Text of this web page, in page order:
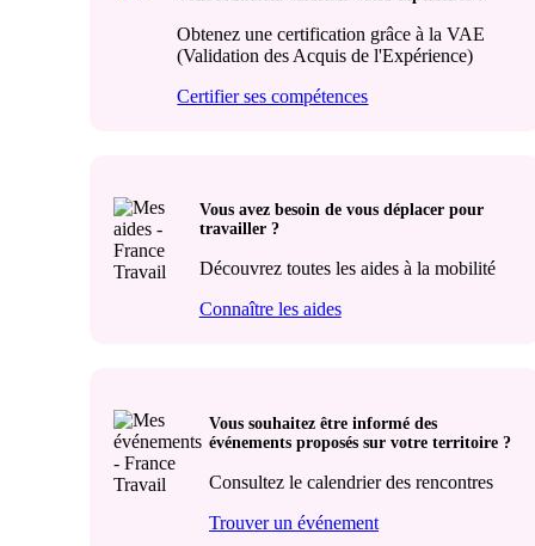
Obtenez une certification grâce à la VAE
(Validation des Acquis de l'Expérience)
Certifier ses compétences
Vous avez besoin de vous déplacer pour
travailler ?
Découvrez toutes les aides à la mobilité
Connaître les aides
Vous souhaitez être informé des
événements proposés sur votre territoire ?
Consultez le calendrier des rencontres
Trouver un événement